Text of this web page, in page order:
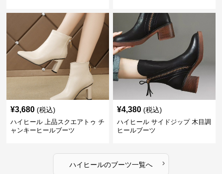
¥3,680 (税込)
ハイヒール 上品スクエアトゥ チ
ャンキーヒールブーツ
¥4,380 (税込)
ハイヒール サイドジップ 木目調
ヒールブーツ
ハイヒールのブーツ一覧へ ›